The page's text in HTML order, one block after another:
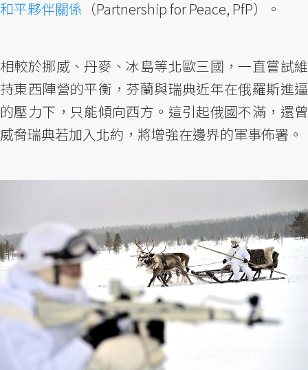
和平夥伴關係 （Partnership for Peace, PfP）。
相較於挪威、丹麥、冰島等北歐三國，一直嘗試維
持東西陣營的平衡，芬蘭與瑞典近年在俄羅斯進逼
的壓力下，只能傾向西方。這引起俄國不滿，還曾
威脅瑞典若加入北約，將增強在邊界的軍事佈署。